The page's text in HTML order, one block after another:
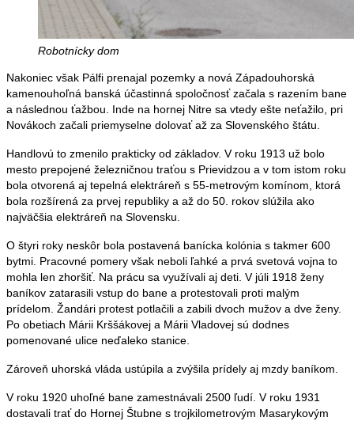
Robotnícky dom
Nakoniec však Pálfi prenajal pozemky a nová Západouhorská
kamenouhoľná banská účastinná spoločnosť začala s razením bane
a následnou ťažbou. Inde na hornej Nitre sa vtedy ešte neťažilo, pri
Novákoch začali priemyselne dolovať až za Slovenského štátu.
Handlovú to zmenilo prakticky od základov. V roku 1913 už bolo
mesto prepojené železničnou traťou s Prievidzou a v tom istom roku
bola otvorená aj tepelná elektráreň s 55-metrovým komínom, ktorá
bola rozšírená za prvej republiky a až do 50. rokov slúžila ako
najväčšia elektráreň na Slovensku.
O štyri roky neskôr bola postavená banícka kolónia s takmer 600
bytmi. Pracovné pomery však neboli ľahké a prvá svetová vojna to
mohla len zhoršiť. Na prácu sa využívali aj deti. V júli 1918 ženy
baníkov zatarasili vstup do bane a protestovali proti malým
prídelom. Žandári protest potlačili a zabili dvoch mužov a dve ženy.
Po obetiach Márii Krššákovej a Márii Vladovej sú dodnes
pomenované ulice neďaleko stanice.
Zároveň uhorská vláda ustúpila a zvýšila prídely aj mzdy baníkom.
V roku 1920 uhoľné bane zamestnávali 2500 ľudí. V roku 1931
dostavali trať do Hornej Štubne s trojkilometrovým Masarykovým